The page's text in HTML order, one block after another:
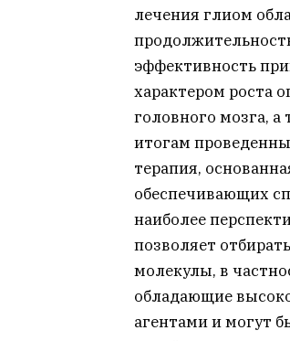
лечения глиом
эффективность
характером роста
головного мозга,
итогам
терапия,
обеспечивающих
наиболее
позволяет
молекулы, в
обладающие
агентами и могут